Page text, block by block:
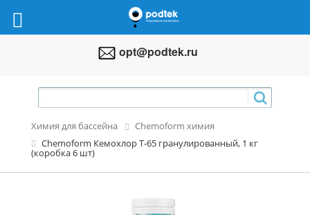
opt@podtek.ru
Химия для бассейна
Chemoform химия
Chemoform Кемохлор Т-65 гранулированный, 1 кг
(коробка 6 шт)